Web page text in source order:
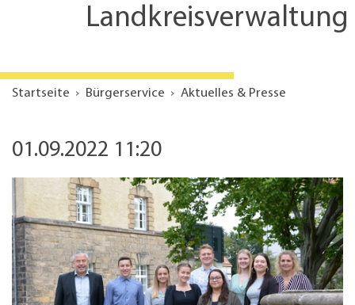
Landkreisverwaltung
Startseite Bürgerservice Aktuelles & Presse
01.09.2022 11:20